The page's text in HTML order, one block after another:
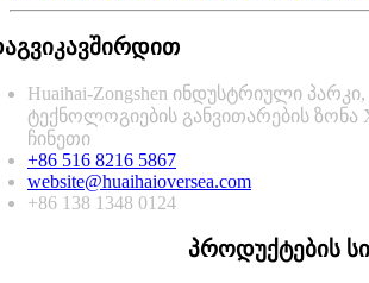
Huaihai-Zongshen ინდუსტრიული
ტექნოლოგიების განვითარების ზონა
ჩინეთი
+86 516 8216 5867
website@huaihaioversea.com
+86 138 1348 0124
პროდუქტების